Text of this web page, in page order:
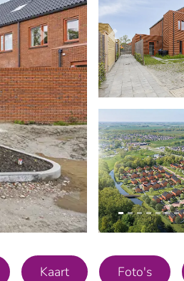
Volgende Vorige
Kaart Foto's